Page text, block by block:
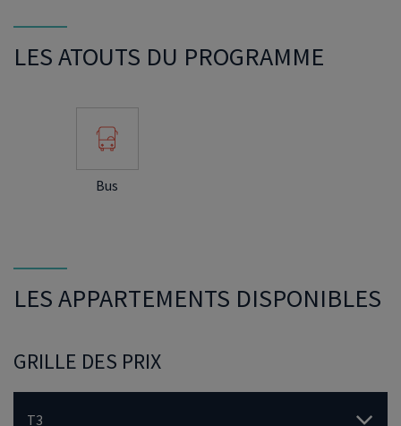
LES ATOUTS DU PROGRAMME
Bus
LES APPARTEMENTS DISPONIBLES
GRILLE DES PRIX
T3